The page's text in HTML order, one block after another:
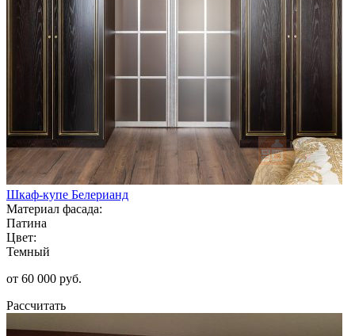
Шкаф-купе Белерианд
Материал фасада:
Патина
Цвет:
Темный
от 60 000 руб.
Рассчитать